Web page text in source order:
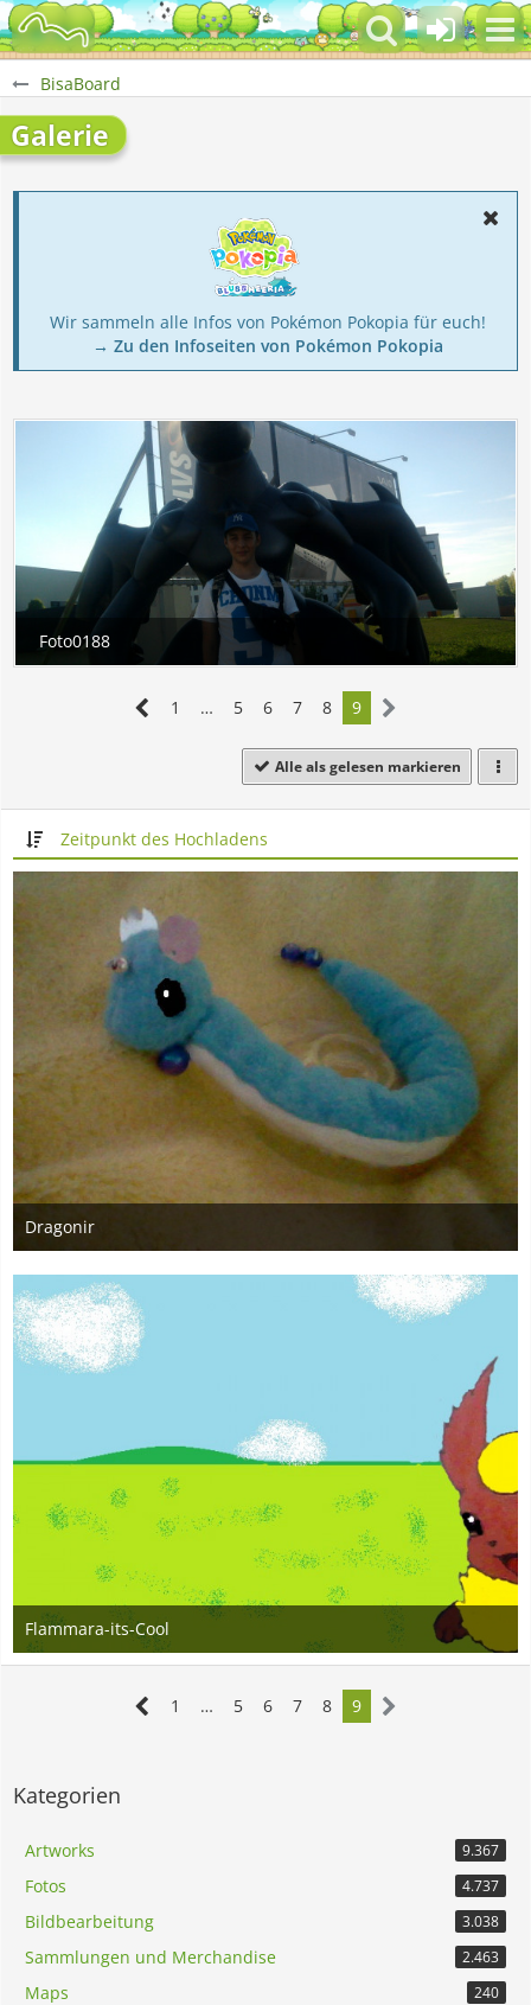
BisaBoard
Galerie
Wir sammeln alle Infos von Pokémon Pokopia für euch!
→ Zu den Infoseiten von Pokémon Pokopia
1 … 5 6 7 8 9
Alle als gelesen markieren
Zeitpunkt des Hochladens
Dragonir
20. Dezember 2009
Flammara-its-Cool
20. Dezember 2009
1 … 5 6 7 8 9
Kategorien
Artworks 9.367
Fotos 4.737
Bildbearbeitung 3.038
Sammlungen und Merchandise 2.463
Maps 240